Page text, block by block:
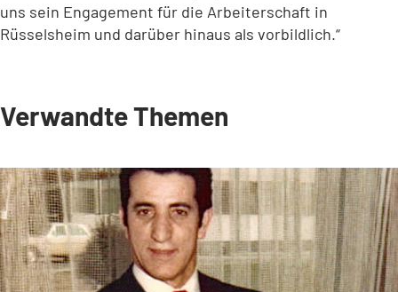
uns sein Engagement für die Arbeiterschaft in
Rüsselsheim und darüber hinaus als vorbildlich.“
Verwandte Themen